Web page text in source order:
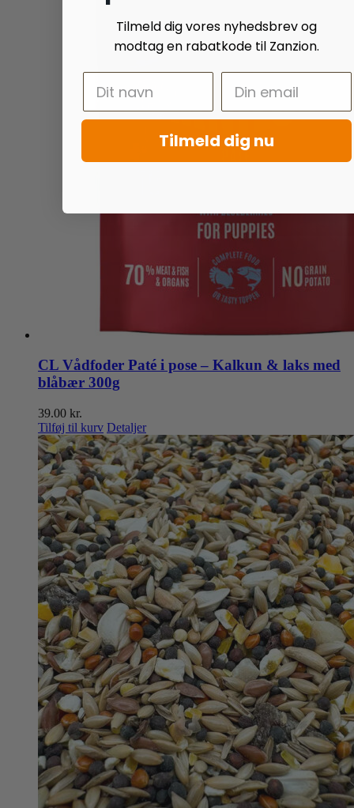
CL Vådfoder Paté i pose – Kalkun & laks med
blåbær 300g
39.00 kr.
Tilføj til kurv Detaljer
Tilmeld dig vores nyhedsbrev og
modtag en rabatkode til Zanzion.
Tilmeld dig nu